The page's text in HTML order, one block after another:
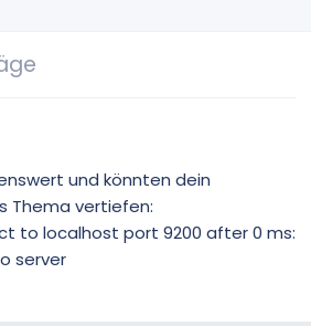
und könnten dein
Thema vertiefen:
to localhost port 9200 after 0 ms:
server